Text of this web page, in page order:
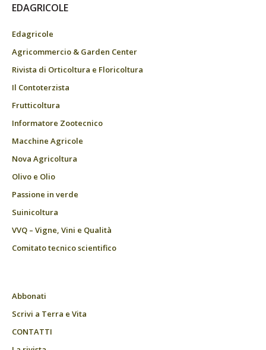
EDAGRICOLE
Edagricole
Agricommercio & Garden Center
Rivista di Orticoltura e Floricoltura
Il Contoterzista
Frutticoltura
Informatore Zootecnico
Macchine Agricole
Nova Agricoltura
Olivo e Olio
Passione in verde
Suinicoltura
VVQ – Vigne, Vini e Qualità
Comitato tecnico scientifico
Abbonati
Scrivi a Terra e Vita
CONTATTI